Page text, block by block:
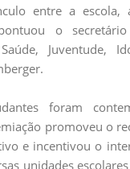
entre a escola,
o
Juventude,
foram
promoveu o
e incentivou o
unidades